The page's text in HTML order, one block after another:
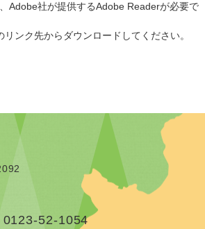
Adobe社が提供するAdobe Readerが必要で
ンク先からダウンロードしてください。
0123-52-1054